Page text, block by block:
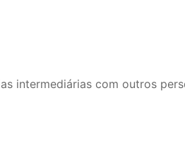
intermediárias com outros